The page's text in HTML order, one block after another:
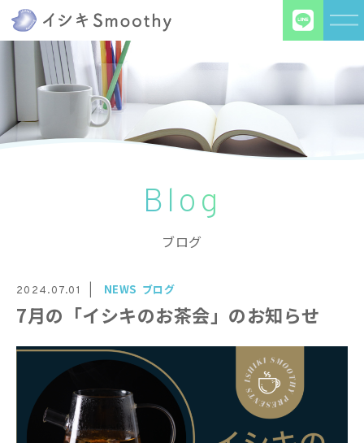
Blog
ブログ
2024.07.01 NEWS ブログ
7月の「イシキのお茶会」のお知らせ